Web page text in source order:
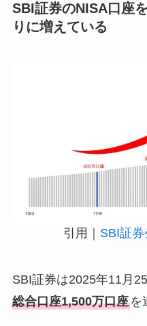
SBI証券のNISA口座
りに増えている
引用｜ SBI証
SBI証券は2025年11月25
総合口座1,500万口座を